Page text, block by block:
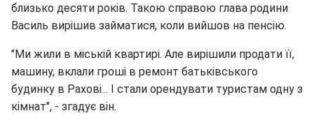
близько десяти років. Такою справою глава родини
Василь вирішив займатися, коли вийшов на пенсію.
"Ми жили в міській квартирі. Але вирішили продати її,
машину, вклали гроші в ремонт батьківського
будинку в Рахові... І стали орендувати туристам одну з
кімнат", - згадує він.